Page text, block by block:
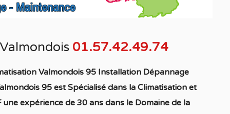
01.57.42.49.74
Valmondois 95 Installation Dépannage
95 est Spécialisédans la Climatisationet
une expérience de 30 ans dans le Domaine de la